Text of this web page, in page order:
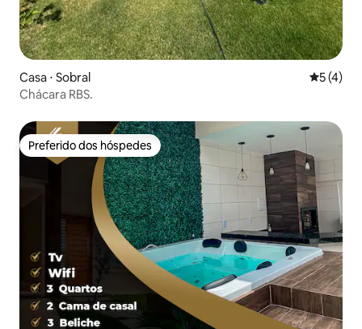
Casa ⋅ Sobral 5 de
5 (4)
Chácara RBS.
Preferido dos hóspedes
Preferido dos hóspedes